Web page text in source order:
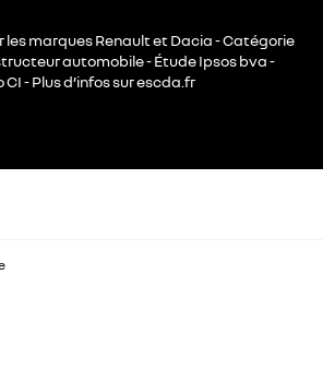
les marques Renault et Dacia - Catégorie
automobile - Étude Ipsos bva -
CI - Plus d’infos sur escda.fr